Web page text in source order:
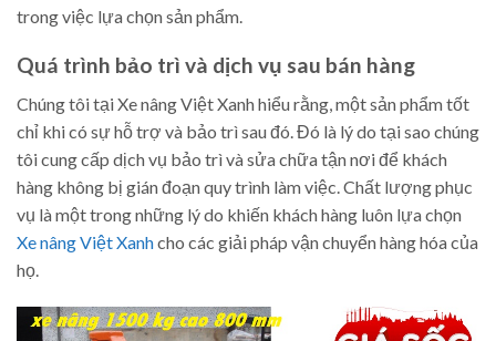
trong việc lựa chọn sản phẩm.
Quá trình bảo trì và dịch vụ sau bán hàng
Chúng tôi tại Xe nâng Việt Xanh hiểu rằng, một sản phẩm tốt
chỉ khi có sự hỗ trợ và bảo trì sau đó. Đó là lý do tại sao chúng
tôi cung cấp dịch vụ bảo trì và sửa chữa tận nơi để khách
hàng không bị gián đoạn quy trình làm việc. Chất lượng phục
vụ là một trong những lý do khiến khách hàng luôn lựa chọn
Xe nâng Việt Xanhcho các giải pháp vận chuyển hàng hóa của
họ.